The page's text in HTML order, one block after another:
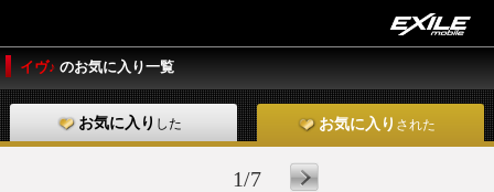
イヴ♪ のお気に入り一覧
お気に入り した お気に入り された
1/7